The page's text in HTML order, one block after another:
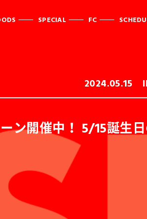
SPECIAL FC
2024.05.15
ン開催中！ 5/15誕生